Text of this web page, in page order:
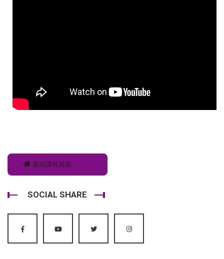
返回課程頁面
SOCIAL SHARE